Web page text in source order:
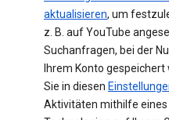
aktualisieren, um
z. B. auf YouTube
Suchanfragen, bei der
Ihrem Konto
Sie in diesen
Aktivitäten mithilfe eines